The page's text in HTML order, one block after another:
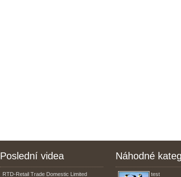
Poslední videa
RTD-Retail Trade Domestic Limited
Náhodné
test